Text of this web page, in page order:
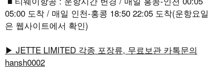
05:00 도착 / 매일 인천-홍콩 18:50 22:05 도착(운항요일
은 웹사이트에서 확인)
▶ JETTE LIMITED 각종 포장류, 무료보관 카톡문의
hansh0002